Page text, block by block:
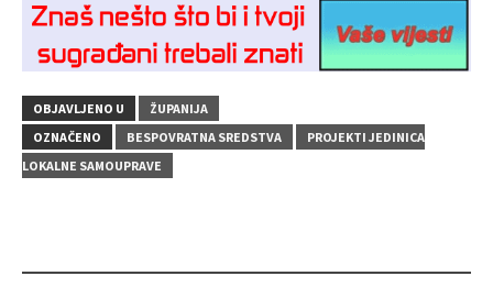
OBJAVLJENO U
ŽUPANIJA
OZNAČENO
BESPOVRATNA SREDSTVA
PROJEKTI JEDINICA
LOKALNE SAMOUPRAVE